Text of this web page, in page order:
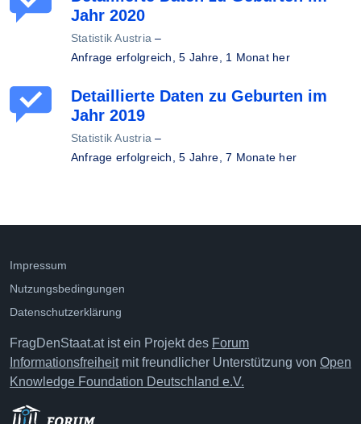
Jahr 2020
Statistik Austria –
Anfrage erfolgreich,5 Jahre, 1 Monat her
Detaillierte Daten zu Geburten im
Jahr 2019
Statistik Austria –
Anfrage erfolgreich,5 Jahre, 7 Monate her
Impressum
Nutzungsbedingungen
Datenschutzerklärung
FragDenStaat.at ist ein Projekt des Forum
Informationsfreiheitmit freundlicher Unterstützung von Open
Knowledge Foundation Deutschland e.V.